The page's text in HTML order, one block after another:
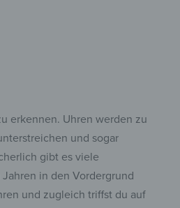
erkennen. Uhren werden zu
und sogar
gibt es viele
in den Vordergrund
und zugleich triffst du auf